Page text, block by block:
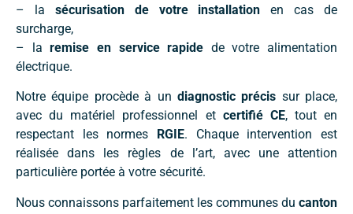
– la sécurisation de votre installation en cas de
surcharge,
– laremise en service rapide de votre alimentation
électrique.
Notre équipe procède à un diagnostic précis sur place,
avec du matériel professionnel et certifié CE, tout en
respectant les normes
RGIE. Chaque intervention est
réalisée dans les règles de l’art, avec une attention
particulière portée à votre sécurité.
Nous connaissons parfaitement les communes du canton